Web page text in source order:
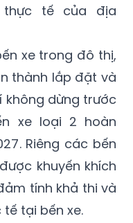
tế của địa
xe trong đô thị,
thành lắp đặt và
không dừng trước
xe loại 2 hoàn
Riêng các bến
khuyến khích
tính khả thi và
tại bến xe.